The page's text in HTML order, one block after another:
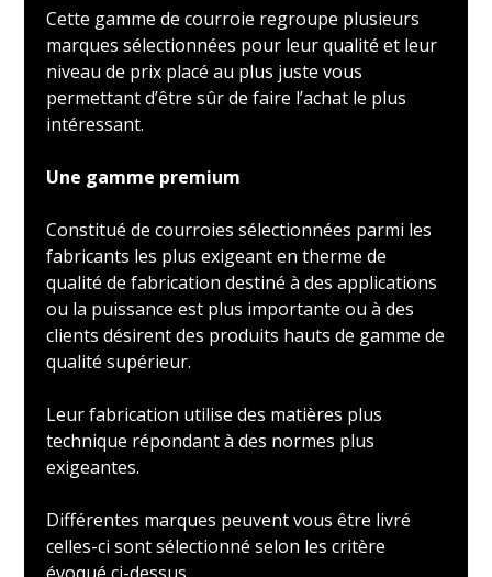
Cette gamme de courroie regroupe plusieurs
marques sélectionnées pour leur qualité et leur
niveau de prix placé au plus juste vous
permettant d’être sûr de faire l’achat le plus
intéressant.
Une gamme premium
Constitué de courroies sélectionnées parmi les
fabricants les plus exigeant en therme de
qualité de fabrication destiné à des applications
ou la puissance est plus importante ou à des
clients désirent des produits hauts de gamme de
qualité supérieur.
Leur fabrication utilise des matières plus
technique répondant à des normes plus
exigeantes.
Différentes marques peuvent vous être livré
celles-ci sont sélectionné selon les critère